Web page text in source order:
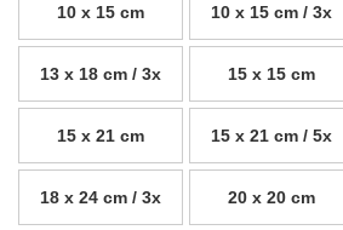
10 x 15 cm 10 x 15 cm / 3x
13 x 18 cm / 3x 15 x 15 cm
15 x 21 cm 15 x 21 cm / 5x
18 x 24 cm / 3x 20 x 20 cm